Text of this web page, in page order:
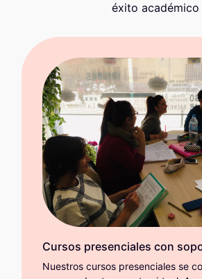
éxito académico
Cursos presenciales con
Nuestros cursos presenciales se